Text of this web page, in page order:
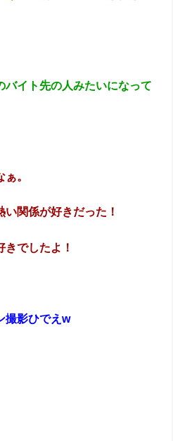
バイト先の人みたいになって
。
関係が好きだった！
きでしたよ！
撮影ひでえw